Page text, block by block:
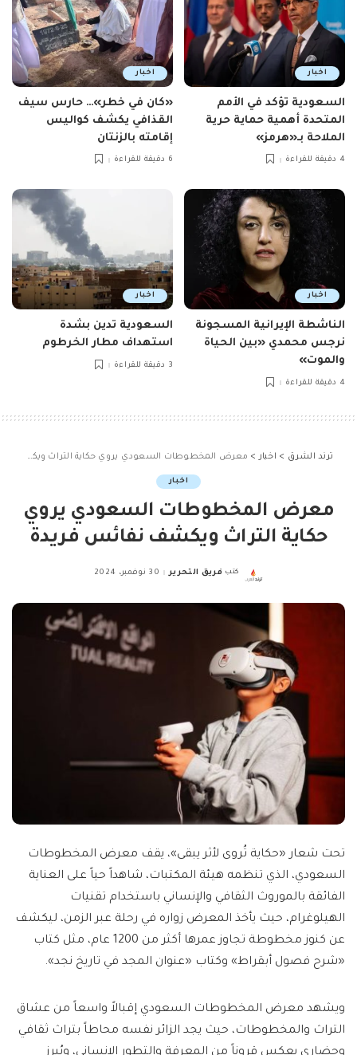
اخبار
السعودية تؤكد في الأمم
المتحدة أهمية حماية حرية
الملاحة بـ«هرمز»
4 دقيقة للقراءة
اخبار
«كان في خطر»… حارس سيف
القذافي يكشف كواليس
إقامته بالزنتان
6 دقيقة للقراءة
اخبار
الناشطة الإيرانية المسجونة
نرجس محمدي «بين الحياة
والموت»
4 دقيقة للقراءة
اخبار
السعودية تدين بشدة
استهداف مطار الخرطوم
3 دقيقة للقراءة
ترند الشرق > اخبار > معرض المخطوطات السعودي يروي حكاية التراث ويكشف نفائس فريدة
اخبار
معرض المخطوطات السعودي يروي
حكاية التراث ويكشف نفائس فريدة
Posted
كتب فريق التحرير 30 نوفمبر، 2024
تحت شعار «حكاية تُروى لأثر يبقى»، يقف معرض المخطوطات
السعودي، الذي تنظمه هيئة المكتبات، شاهداً حياً على العناية
الفائقة بالموروث الثقافي والإنساني باستخدام تقنيات
الهيلوغرام، حيث يأخذ المعرض زواره في رحلة عبر الزمن، ليكشف
عن كنوز مخطوطة تجاوز عمرها أكثر من 1200 عام، مثل كتاب
«شرح فصول أبقراط» وكتاب «عنوان المجد في تاريخ نجد».
ويشهد معرض المخطوطات السعودي إقبالاً واسعاً من عشاق
التراث والمخطوطات، حيث يجد الزائر نفسه محاطاً بتراث ثقافي
وحضاري يعكس قروناً من المعرفة والتطور الإنساني، ويُبرز